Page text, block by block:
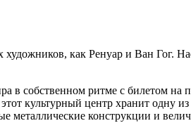
как Ренуар и Ван Гог.
в собственном ритме с билетом
культурный центр хранит
металлические конструкции и